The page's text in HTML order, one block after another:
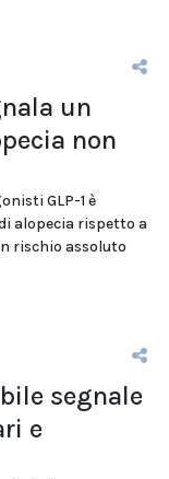
un
non
GLP-1 è
alopecia rispetto a
rischio assoluto
segnale
e